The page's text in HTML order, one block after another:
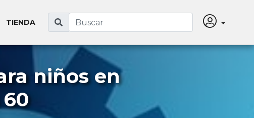
TIENDA
niños en